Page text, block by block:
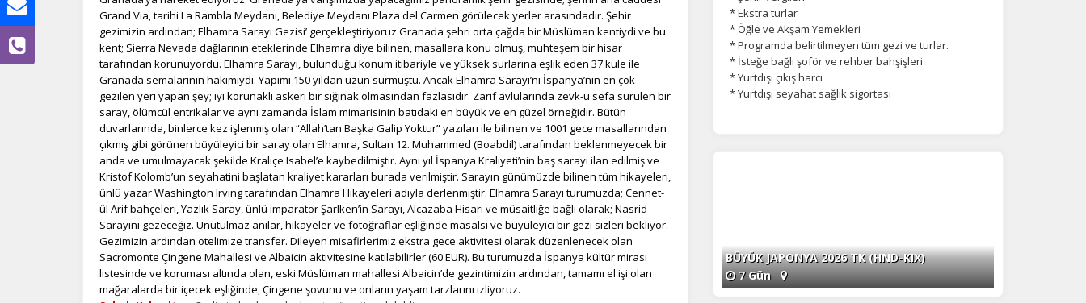
ÇEREZ KULLANIM AYARLARINIZ
Çerez tercihlerinizibelirleyin.
Size daha kişiselleştirilmiş bir web deneyimi sunmak için bazı bilgileri tarayıcınızda
depolayabilir, bunları yurt içi ve yurt dışındaki hizmet sağlayıcılarla paylaşabiliriz. Buna
izin vermemeyi seçebilirsiniz ancak bu durumda sitemiz umduğumuz gibi çalışmaya
bilir.Daha fazla bilgi içinKVKK bilgilendirmemizi
Grand Via, tarihi La Rambla Meydanı, Belediye Meydanı Plaza del Carmen görülecek yerler arasındadır. Şehir
gezimizin ardından; Elhamra Sarayı Gezisi’ gerçekleştiriyoruz.Granada şehri orta çağda bir Müslüman kentiydi ve bu
kent; Sierra Nevada dağlarının eteklerinde Elhamra diye bilinen, masallara konu olmuş, muhteşem bir hisar
tarafından korunuyordu. Elhamra Sarayı, bulunduğu konum itibariyle ve yüksek surlarına eşlik eden 37 kule ile
Granada semalarının hakimiydi. Yapımı 150 yıldan uzun sürmüştü. Ancak Elhamra Sarayı’nı İspanya’nın en çok
gezilen yeri yapan şey; iyi korunaklı askeri bir sığınak olmasından fazlasıdır. Zarif avlularında zevk-ü sefa sürülen bir
saray, ölümcül entrikalar ve aynı zamanda İslam mimarisinin batıdaki en büyük ve en güzel örneğidir. Bütün
duvarlarında, binlerce kez işlenmiş olan “Allah’tan Başka Galip Yoktur” yazıları ile bilinen ve 1001 gece masallarından
çıkmış gibi görünen büyüleyici bir saray olan Elhamra, Sultan 12. Muhammed (Boabdil) tarafından beklenmeyecek bir
anda ve umulmayacak şekilde Kraliçe Isabel’e kaybedilmiştir. Aynı yıl İspanya Kraliyeti’nin baş sarayı ilan edilmiş ve
Kristof Kolomb’un seyahatini başlatan kraliyet kararları burada verilmiştir. Sarayın günümüzde bilinen tüm hikayeleri,
ünlü yazar Washington Irving tarafından Elhamra Hikayeleri adıyla derlenmiştir. Elhamra Sarayı turumuzda; Cennet-
ül Arif bahçeleri, Yazlık Saray, ünlü imparator Şarlken’in Sarayı, Alcazaba Hisarı ve müsaitliğe bağlı olarak; Nasrid
Sarayını gezeceğiz. Unutulmaz anılar, hikayeler ve fotoğraflar eşliğinde masalsı ve büyüleyici bir gezi sizleri bekliyor.
Gezimizin ardından otelimize transfer. Dileyen misafirlerimiz ekstra gece aktivitesi olarak düzenlenecek olan
Sacromonte Çingene Mahallesi ve Albaicin aktivitesine katılabilirler (60 EUR). Bu turumuzda İspanya kültür mirası
listesinde ve koruması altında olan, eski Müslüman mahallesi Albaicin’de gezintimizin ardından, tamamı el işi olan
mağaralarda bir içecek eşliğinde, Çingene şovunu ve onların yaşam tarzlarını izliyoruz.
* Ekstra turlar
* Öğle ve Akşam Yemekleri
* Programda belirtilmeyen tüm gezi ve turlar.
* İsteğe bağlı şoför ve rehber bahşişleri
* Yurtdışı çıkış harcı
* Yurtdışı seyahat sağlık sigortası
BÜYÜK JAPONYA 2026 TK (HND-KIX)
7 Gün